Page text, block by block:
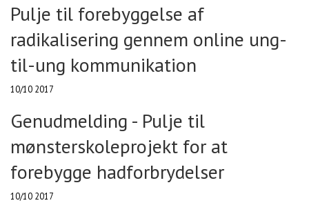
Pulje til forebyggelse af
radikalisering gennem online ung-
til-ung kommunikation
10/10 2017
Genudmelding - Pulje til
mønsterskoleprojekt for at
forebygge hadforbrydelser
10/10 2017